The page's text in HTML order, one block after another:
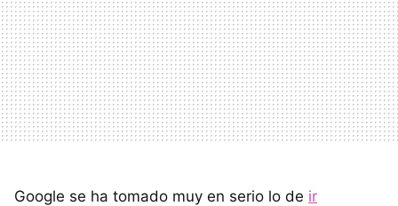
Google se ha tomado muy en serio lo de ir